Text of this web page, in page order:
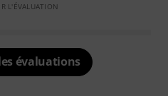
L'ÉVALUATION
évaluations